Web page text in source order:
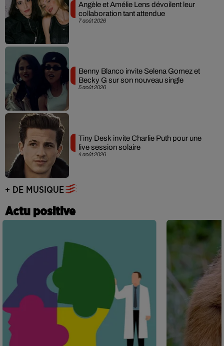
7 août 2026
Angèle et Amélie Lens dévoilent leur
collaboration tant attendue
5 août 2026
Benny Blanco invite Selena Gomez et
Becky G sur son nouveau single
4 août 2026
Tiny Desk invite Charlie Puth pour une
live session solaire
+ DE MUSIQUE
Actu positive